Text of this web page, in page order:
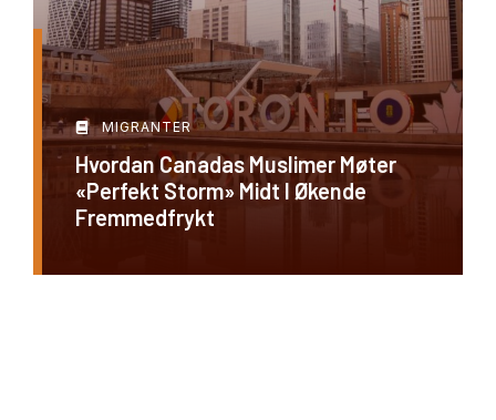
MIGRANTER
Hvordan Canadas Muslimer Møter
«perfekt Storm» Midt I Økende
Fremmedfrykt